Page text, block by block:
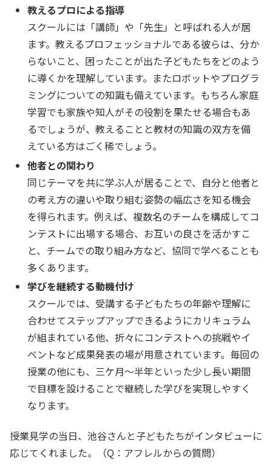
教えるプロによる指導
スクールには「講師」や「先生」と呼ばれる人が居
ます。教えるプロフェッショナルである彼らは、分か
らないこと、困ったことが出た子どもたちをどのよう
に導くかを理解しています。またロボットやプログラ
ミングについての知識も備えています。もちろん家庭
学習でも家族や知人がその役割を果たせる場合もあ
るでしょうが、教えることと教材の知識の双方を備
えている方はごく稀でしょう。
他者との関わり
同じテーマを共に学ぶ人が居ることで、自分と他者と
の考え方の違いや取り組む姿勢の幅広さを知る機会
を得られます。例えば、複数名のチームを構成してコ
ンテストに出場する場合、お互いの良さを活かすこ
と、チームでの取り組み方など、協同で学べることも
多くあります。
学びを継続する動機付け
スクールでは、受講する子どもたちの年齢や理解に
合わせてステップアップできるようにカリキュラム
が組まれている他、折々にコンテストへの挑戦やイ
ベントなど成果発表の場が用意されています。毎回の
授業の他にも、三ケ月～半年といった少し長い期間
で目標を設けることで継続した学びを実現しやすく
なります。
授業見学の当日、池谷さんと子どもたちがインタビューに
応じてくれました。（Q：アフレルからの質問）